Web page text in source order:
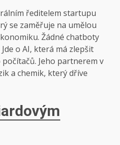
ředitelem startupu
se zaměřuje na umělou
Žádné chatboty
o AI, která má zlepšit
Jeho partnerem v
a chemik, který dříve